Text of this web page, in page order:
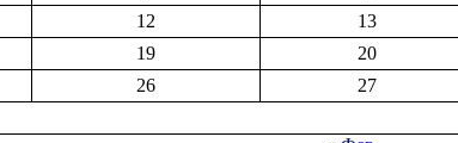
12 13
19 20
26 27